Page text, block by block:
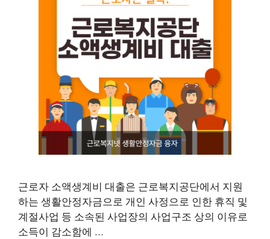
근로자 소액생계비 대출은 근로복지공단에서 지원
하는 생활안정자금으로 개인 사정으로 인한 휴직 및
계절사업 등 소속된 사업장의 사업구조 상의 이유로
소득이 감소함에 …